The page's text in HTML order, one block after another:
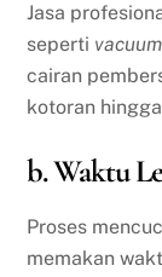
Jasa
seperti
cairan
kotoran
b. Waktu
Proses
memakan